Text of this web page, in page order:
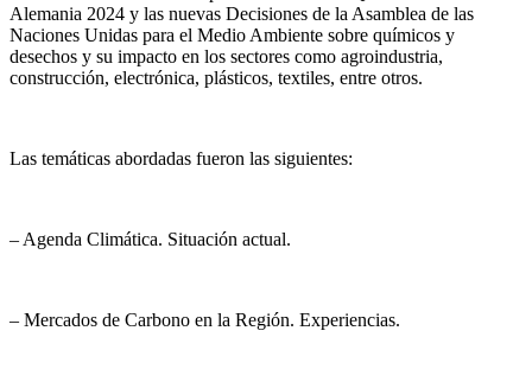
de Carbono.
Alemania 2024 y las nuevas Decisiones de la Asamblea de las
Naciones Unidas para el Medio Ambiente sobre químicos y
desechos y su impacto en los sectores como agroindustria,
construcción, electrónica, plásticos, textiles, entre otros.
Las temáticas abordadas fueron las siguientes:
– Agenda Climática. Situación actual.
– Mercados de Carbono en la Región. Experiencias.